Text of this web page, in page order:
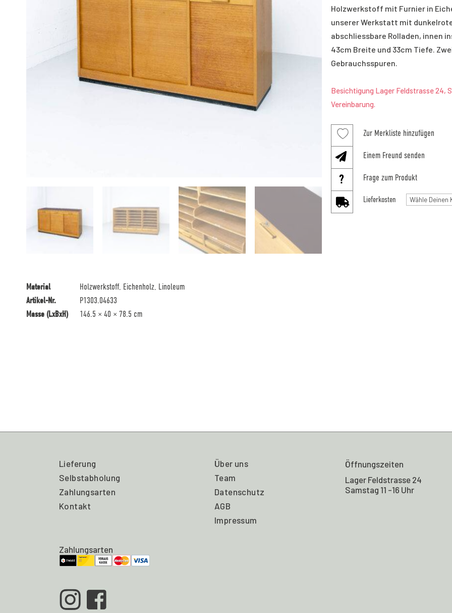
Material
Holzwerkstoff, Eichenholz, Linoleum
Artikel-Nr.
P1303.04633
Masse (LxBxH)
146.5 × 40 × 78.5 cm
Holzwerkstoff mit Furnier in
unserer Werkstatt mit
abschliessbare Rolladen, innen
43cm Breite und 33cm Tiefe.
Gebrauchsspuren.
Besichtigung Lager Feldstrasse 24,
Vereinbarung.
Zur Merkliste hinzufügen
Einem Freund senden
Frage zum Produkt
Lieferkosten
Lieferung
Selbstabholung
Zahlungsarten
Kontakt
Über uns
Team
Datenschutz
AGB
Impressum
Zahlungsarten
Öffnungszeiten
Lager Feldstrasse 24
Samstag 11 -16 Uhr